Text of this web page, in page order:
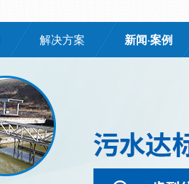
解决方案 新闻·案例